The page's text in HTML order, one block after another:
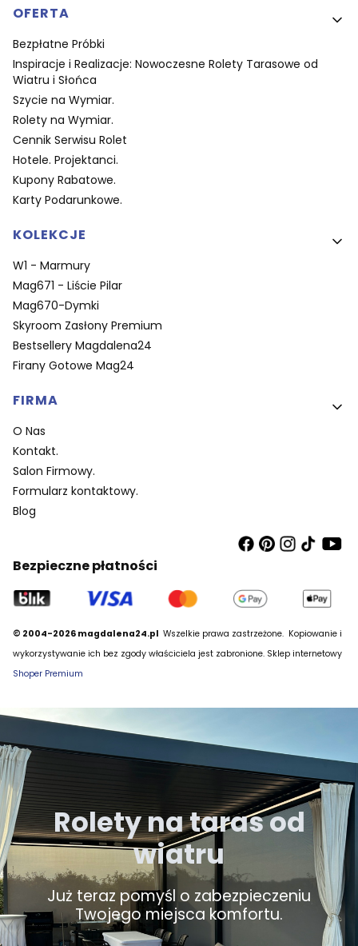
OFERTA
Bezpłatne Próbki
Inspiracje i Realizacje: Nowoczesne Rolety Tarasowe od
Wiatru i Słońca
Szycie na Wymiar.
Rolety na Wymiar.
Cennik Serwisu Rolet
Hotele. Projektanci.
Kupony Rabatowe.
Karty Podarunkowe.
KOLEKCJE
W1 - Marmury
Mag671 - Liście Pilar
Mag670-Dymki
Skyroom Zasłony Premium
Bestsellery Magdalena24
Firany Gotowe Mag24
FIRMA
O Nas
Kontakt.
Salon Firmowy.
Formularz kontaktowy.
Blog
Bezpieczne płatności
© 2004-2026 magdalena24.pl Wszelkie prawa zastrzeżone. Kopiowanie i
wykorzystywanie ich bez zgody właściciela jest zabronione. Sklep internetowy
Shoper Premium
Rolety na taras od
wiatru
Już teraz pomyśl o zabezpieczeniu
Twojego miejsca komfortu.